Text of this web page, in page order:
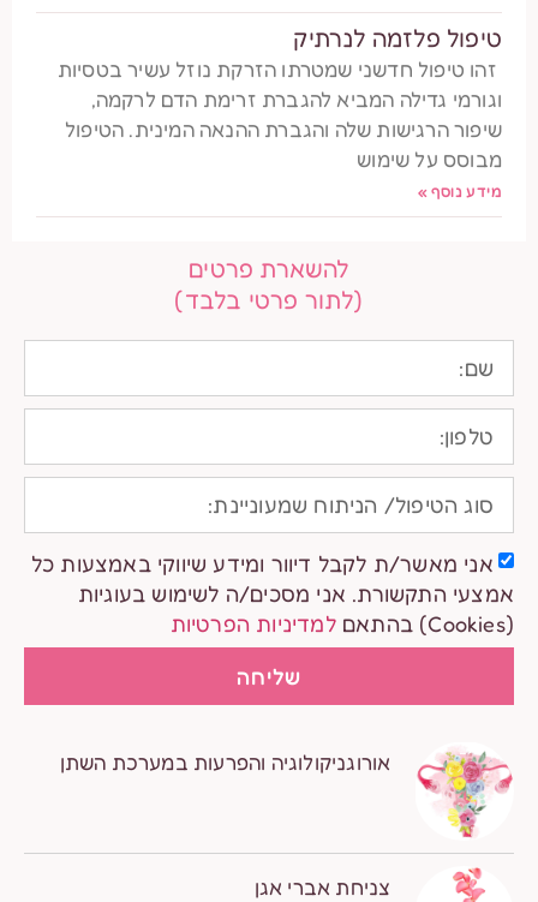
טיפול פלזמה לנרתיק
זהו טיפול חדשני שמטרתו הזרקת נוזל עשיר בטסיות
וגורמי גדילה המביא להגברת זרימת הדם לרקמה,
שיפור הרגישות שלה והגברת ההנאה המינית. הטיפול
מבוסס על שימוש
מידע נוסף »
להשארת פרטים
(לתור פרטי בלבד)
אני מאשר/ת לקבל דיוור ומידע שיווקי באמצעות כל
אמצעי התקשורת. אני מסכים/ה לשימוש בעוגיות
(Cookies) בהתאם
למדיניות הפרטיות
שליחה
אורוגניקולוגיה והפרעות במערכת השתן
צניחת אברי אגן